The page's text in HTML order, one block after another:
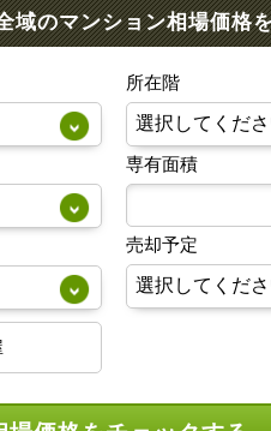
域のマンション相場価格
所在階
専有面積
売却予定